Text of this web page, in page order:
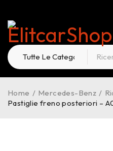
Home / Mercedes-Benz /
Pastiglie freno posteriori –